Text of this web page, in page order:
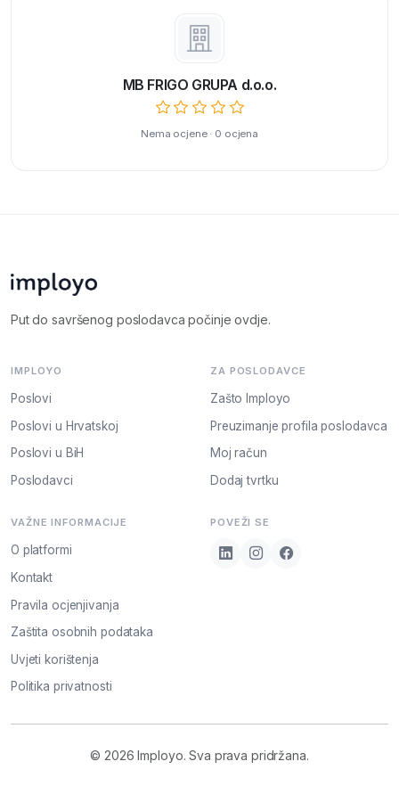
MB FRIGO GRUPA d.o.o.
Nema ocjene · 0 ocjena
Put do savršenog poslodavca počinje ovdje.
IMPLOYO
Poslovi
Poslovi u Hrvatskoj
Poslovi u BiH
Poslodavci
ZA POSLODAVCE
Zašto Imployo
Preuzimanje profila poslodavca
Moj račun
Dodaj tvrtku
VAŽNE INFORMACIJE
O platformi
Kontakt
Pravila ocjenjivanja
Zaštita osobnih podataka
Uvjeti korištenja
Politika privatnosti
POVEŽI SE
© 2026 Imployo. Sva prava pridržana.